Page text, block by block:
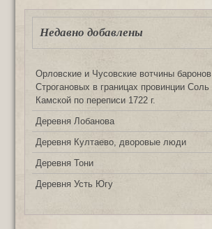
Недавно добавлены
Орловские и Чусовские вотчины баронов
Строгановых в границах провинции Соль
Камской по переписи 1722 г.
Деревня Лобанова
Деревня Култаево, дворовые люди
Деревня Тони
Деревня Усть Югу